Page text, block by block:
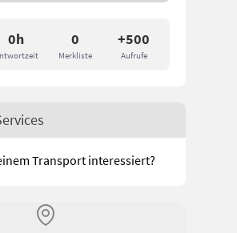
0h 0
Merkliste
+500
Aufrufe
Transport interessiert?